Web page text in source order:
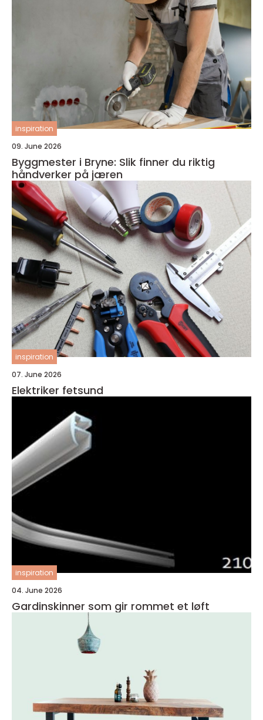
inspiration
09. June 2026
Byggmester i Bryne: Slik finner du riktig
håndverker på jæren
inspiration
07. June 2026
Elektriker fetsund
inspiration
04. June 2026
Gardinskinner som gir rommet et løft